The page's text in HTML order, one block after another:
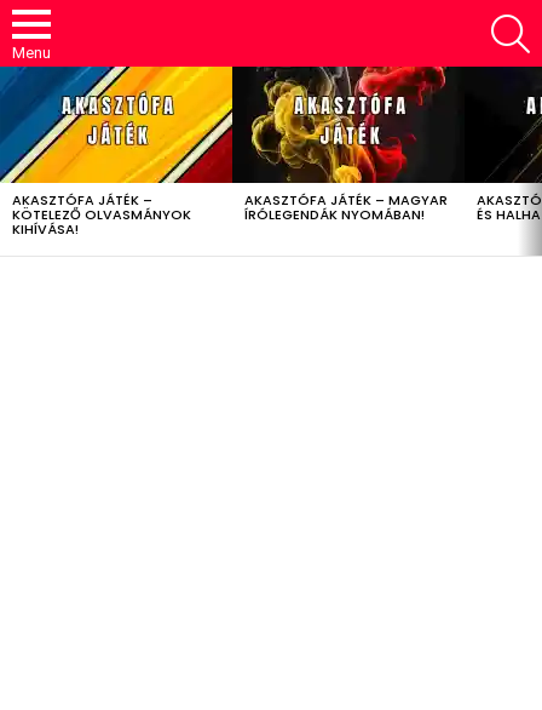
Menu
LATEST
STORIES
AKASZTÓFA JÁTÉK –
KÖTELEZŐ OLVASMÁNYOK
KIHÍVÁSA!
AKASZTÓFA JÁTÉK – MAGYAR
ÍRÓLEGENDÁK NYOMÁBAN! ÉS